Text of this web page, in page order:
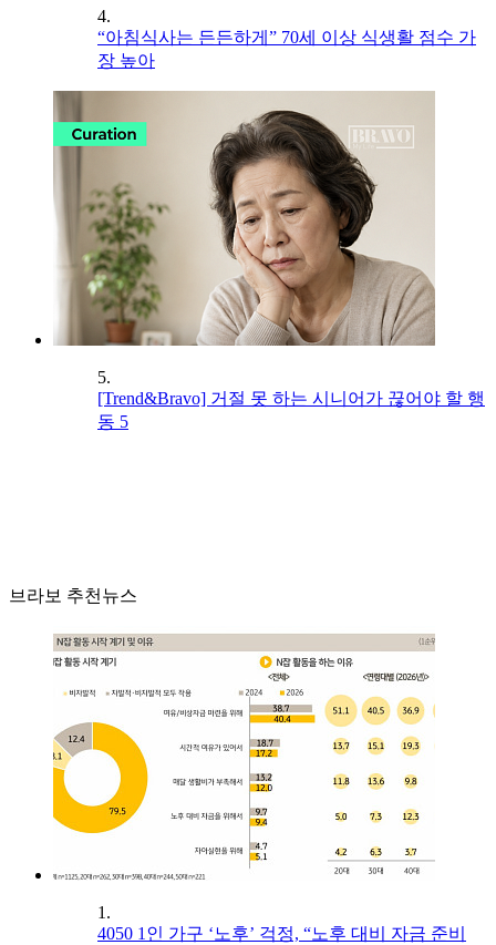
4.
“아침식사는 든든하게” 70세 이상 식생활 점수 가
장 높아
5.
[Trend&Bravo] 거절 못 하는 시니어가 끊어야 할 행
동 5
브라보 추천뉴스
1.
4050 1인 가구 ‘노후’ 걱정, “노후 대비 자금 준비